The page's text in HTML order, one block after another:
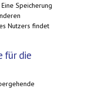
Speicherung
Nutzers findet
für die